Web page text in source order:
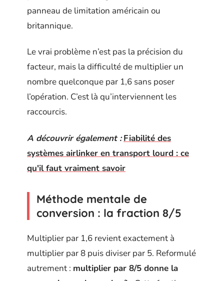
panneau de limitation américain ou
britannique.
Le vrai problème n’est pas la précision du
facteur, mais la difficulté de multiplier un
nombre quelconque par 1,6 sans poser
l’opération. C’est là qu’interviennent les
raccourcis.
A découvrir également : Fiabilité des
systèmes airlinker en transport lourd : ce
qu'il faut vraiment savoir
Méthode mentale de
conversion : la fraction 8/5
Multiplier par 1,6 revient exactement à
multiplier par 8 puis diviser par 5. Reformulé
autrement : multiplier par 8/5 donne la